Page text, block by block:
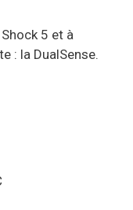
5 et à
: la DualSense.